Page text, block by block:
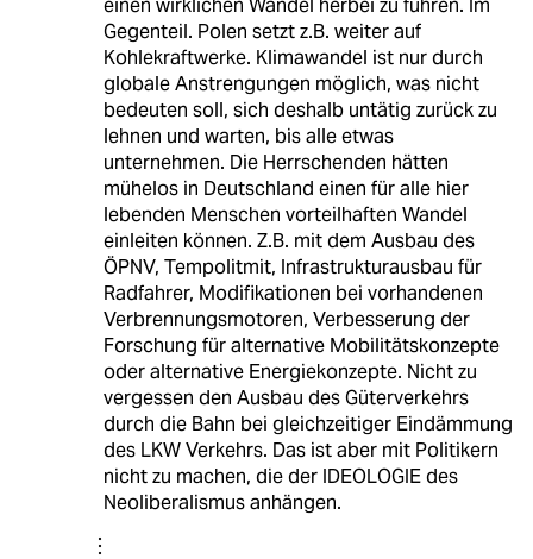
einen wirklichen Wandel herbei zu führen. Im
Gegenteil. Polen setzt z.B. weiter auf
Kohlekraftwerke. Klimawandel ist nur durch
globale Anstrengungen möglich, was nicht
bedeuten soll, sich deshalb untätig zurück zu
lehnen und warten, bis alle etwas
unternehmen. Die Herrschenden hätten
mühelos in Deutschland einen für alle hier
lebenden Menschen vorteilhaften Wandel
einleiten können. Z.B. mit dem Ausbau des
ÖPNV, Tempolitmit, Infrastrukturausbau für
Radfahrer, Modifikationen bei vorhandenen
Verbrennungsmotoren, Verbesserung der
Forschung für alternative Mobilitätskonzepte
oder alternative Energiekonzepte. Nicht zu
vergessen den Ausbau des Güterverkehrs
durch die Bahn bei gleichzeitiger Eindämmung
des LKW Verkehrs. Das ist aber mit Politikern
nicht zu machen, die der IDEOLOGIE des
Neoliberalismus anhängen.